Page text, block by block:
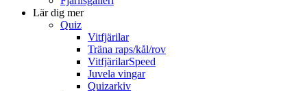
Lär dig mer
Quiz
Vitfjärilar
Träna raps/kål/rov
VitfjärilarSpeed
Juvela vingar
Quizarkiv